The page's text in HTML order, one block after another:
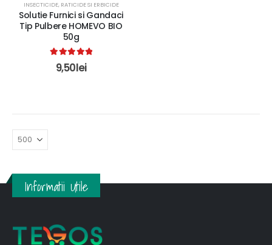
INSECTICIDE, RATICIDE SI ERBICIDE
Solutie Furnici si Gandaci
Tip Pulbere HOMEVO BIO
50g
5.00 out of 5
9,50lei
Informatii Utile